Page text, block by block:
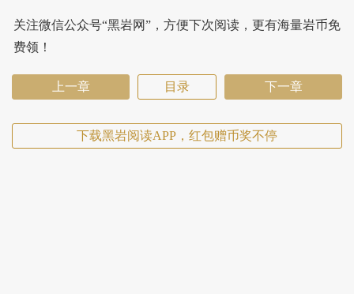
关注微信公众号“黑岩网”，方便下次阅读，更有海量岩币免
费领！
上一章 目录 下一章
下载黑岩阅读APP，红包赠币奖不停